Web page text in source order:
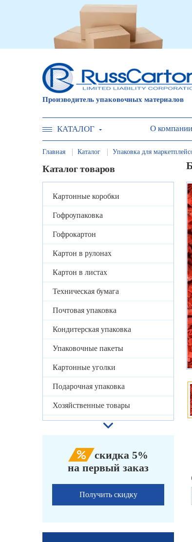
Производитель упаковочных материалов
КАТАЛОГ О компании
Главная Каталог Упаковка для
Каталог товаров
Картонные коробки
Гофроупаковка
Гофрокартон
Картон в рулонах
Картон в листах
Техническая бумага
Почтовая упаковка
Кондитерская упаковка
Упаковочные пакеты
Картонные уголки
Подарочная упаковка
Хозяйственные товары
скидка 5%
на первый заказ
Получить скидку